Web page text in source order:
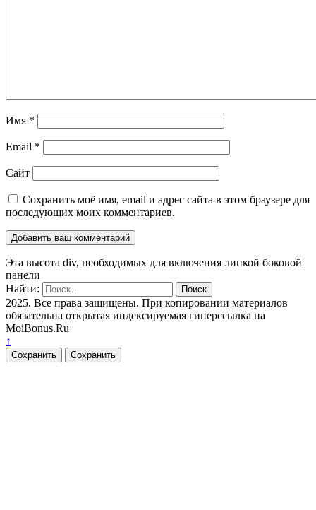
Имя *
Email *
Сайт
Сохранить моё имя, email и адрес сайта в этом браузере для
последующих моих комментариев.
Эта высота div, необходимых для включения липкой боковой
панели
Найти:
2025. Все права защищены. При копировании материалов
обязательна открытая индексируемая гиперссылка на
MoiBonus.Ru
↑